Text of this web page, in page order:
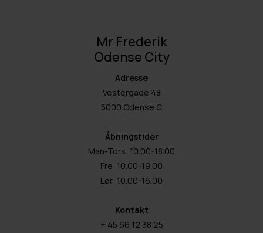
Mr Frederik
Odense City
Adresse
Vestergade 48
5000 Odense C
Åbningstider
Man-Tors: 10.00-18.00
Fre: 10.00-19.00
Lør: 10.00-16.00
Kontakt
+ 45 66 12 38 25